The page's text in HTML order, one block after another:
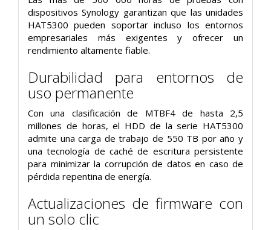
dispositivos Synology garantizan que las unidades
HAT5300 pueden soportar incluso los entornos
empresariales más exigentes y ofrecer un
rendimiento altamente fiable.
Durabilidad para entornos de
uso permanente
Con una clasificación de MTBF4 de hasta 2,5
millones de horas, el HDD de la serie HAT5300
admite una carga de trabajo de 550 TB por año y
una tecnología de caché de escritura persistente
para minimizar la corrupción de datos en caso de
pérdida repentina de energía.
Actualizaciones de firmware con
un solo clic